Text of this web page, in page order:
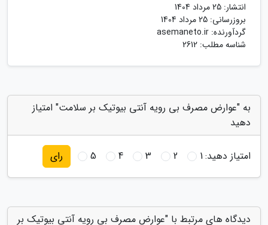
انتشار: 25 مرداد 1404
بروزرسانی: 25 مرداد 1404
گردآورنده: asemaneto.ir
شناسه مطلب: 2612
به "عوارض مصرف بی رویه آنتی بیوتیک بر سلامت" امتیاز
دهید
امتیاز دهید:1
2
3
4
5 رای
دیدگاه های مرتبط با "عوارض مصرف بی رویه آنتی بیوتیک بر